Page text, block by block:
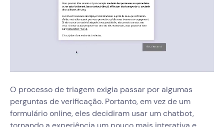
O processo de triagem exigia passar por algumas
perguntas de verificação. Portanto, em vez de um
formulário online, eles decidiram usar um chatbot,